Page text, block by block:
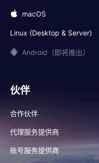
macOS
Linux (Desktop & Server)
Android（即将推出）
伙伴
合作伙伴
代理服务提供商
账号服务提供商